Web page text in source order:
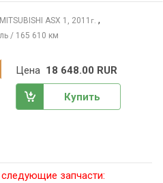
MITSUBISHI ASX 1, 2011 г. ,
/ 165 610 км
Цена 18 648.00 RUR
Купить
запчасти: